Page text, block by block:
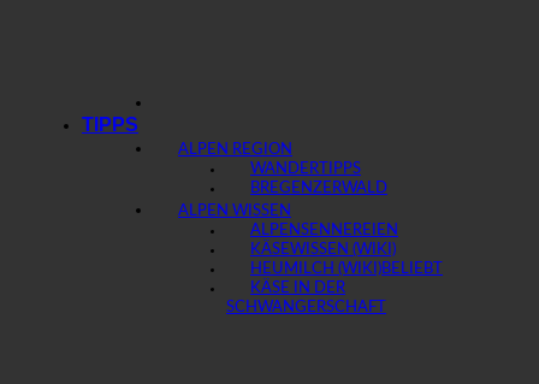
TIPPS
ALPEN REGION
WANDERTIPPS
BREGENZERWALD
ALPEN WISSEN
ALPENSENNEREIEN
KÄSEWISSEN (WIKI)
HEUMILCH (WIKI)
KÄSE IN DER
SCHWANGERSCHAFT